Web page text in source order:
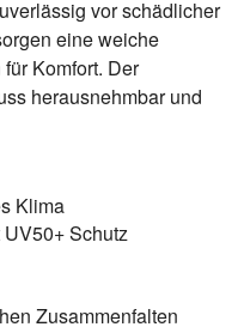
vor schädlicher
eine weiche
Komfort. Der
herausnehmbar und
Klima
Schutz
Zusammenfalten